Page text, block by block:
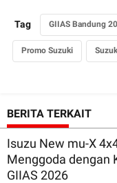
Tag GIIAS Bandung
Promo Suzuki
BERITA TERKAIT
Isuzu New mu-X
Menggoda dengan
GIIAS 2026